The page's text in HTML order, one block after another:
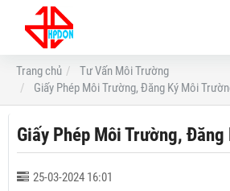
Trang chủ
Tư Vấn Môi Trường
Giấy Phép Môi Trường, Đăng Ký Môi
Giấy Phép Môi Trường,
25-03-2024 16:01